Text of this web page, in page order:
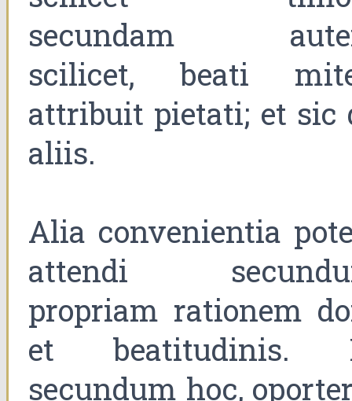
secundam
scilicet, beati
attribuit pietati; et sic
aliis.
Alia convenientia
attendi
propriam rationem
et beatitudinis.
secundum hoc,